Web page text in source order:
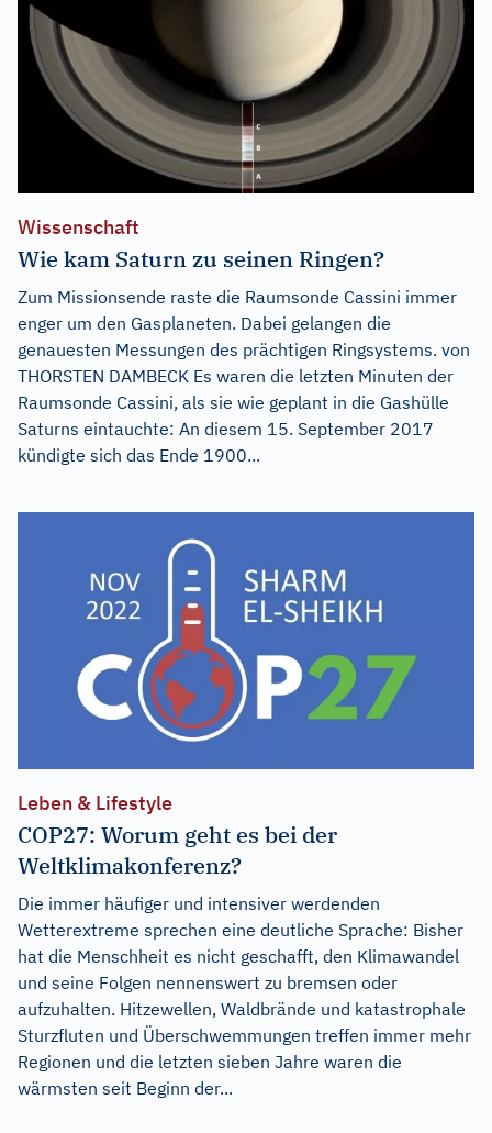
Wissenschaft
Wie kam Saturn zu seinen Ringen?
Zum Missionsende raste die Raumsonde Cassini immer
enger um den Gasplaneten. Dabei gelangen die
genauesten Messungen des prächtigen Ringsystems. von
THORSTEN DAMBECK Es waren die letzten Minuten der
Raumsonde Cassini, als sie wie geplant in die Gashülle
Saturns eintauchte: An diesem 15. September 2017
kündigte sich das Ende 1900...
Leben & Lifestyle
COP27: Worum geht es bei der
Weltklimakonferenz?
Die immer häufiger und intensiver werdenden
Wetterextreme sprechen eine deutliche Sprache: Bisher
hat die Menschheit es nicht geschafft, den Klimawandel
und seine Folgen nennenswert zu bremsen oder
aufzuhalten. Hitzewellen, Waldbrände und katastrophale
Sturzfluten und Überschwemmungen treffen immer mehr
Regionen und die letzten sieben Jahre waren die
wärmsten seit Beginn der...